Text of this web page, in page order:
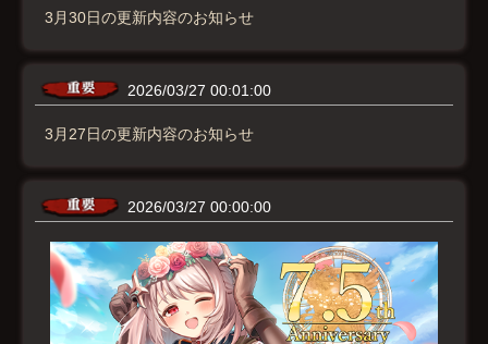
3月30日の更新内容のお知らせ
2026/03/27 00:01:00
3月27日の更新内容のお知らせ
2026/03/27 00:00:00